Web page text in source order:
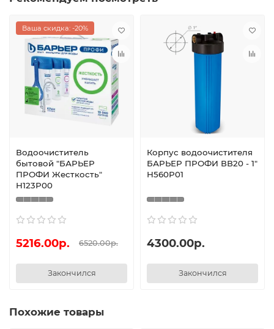
Ваша скидка: -20%
Водоочиститель
бытовой "БАРЬЕР
ПРОФИ Жесткость"
Н123Р00
5216.00р. 6520.00р.
Закончился
Корпус водоочистителя
БАРЬЕР ПРОФИ ВВ20 - 1"
Н560Р01
4300.00р.
Закончился
Похожие товары